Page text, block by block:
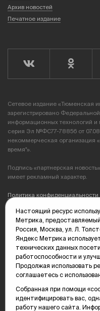
Архив новостей
Печатное издание
Сетевое издание «Тюменская
зарегистрировано
информационных технологий и
серия Эл №ФС77-78856 от
некоммерческая организация
время"».
Подпись «партнерская
имеет рекламный характер.
Политика конфиденциальности
Редакция: 625035, Тюмень, пр.
(3452) 68-89-05
edit@vsluh.ru
Главный редактор: Панкина Т.Ю.
kika@vsluh.ru
По вопросам рекламы:
(3452) 68-89-78
kotovaev@sibinformburo.ru
mim@vsluh.ru
Настоящий ресурс
Метрика,
Россия, Москва, ул. Л.
Яндекс Метрика
технических данных
работоспособности и
Продолжая использовать
соглашаетесь с
Собранная при помощи
идентифицировать вас,
работу нашего сайта.